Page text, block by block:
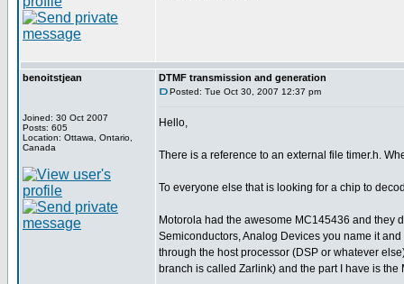
benoitstjean
Joined: 30 Oct 2007
Posts: 605
Location: Ottawa, Ontario,
Canada
DTMF transmission and generation
Posted: Tue Oct 30, 2007 12:37 pm
Hello,
There is a reference to an external file timer.h.
To everyone else that is looking for a chip to
Motorola had the awesome MC145436 and they
Semiconductors, Analog Devices you name it
through the host processor (DSP or whatever
branch is called Zarlink) and the part I have is the